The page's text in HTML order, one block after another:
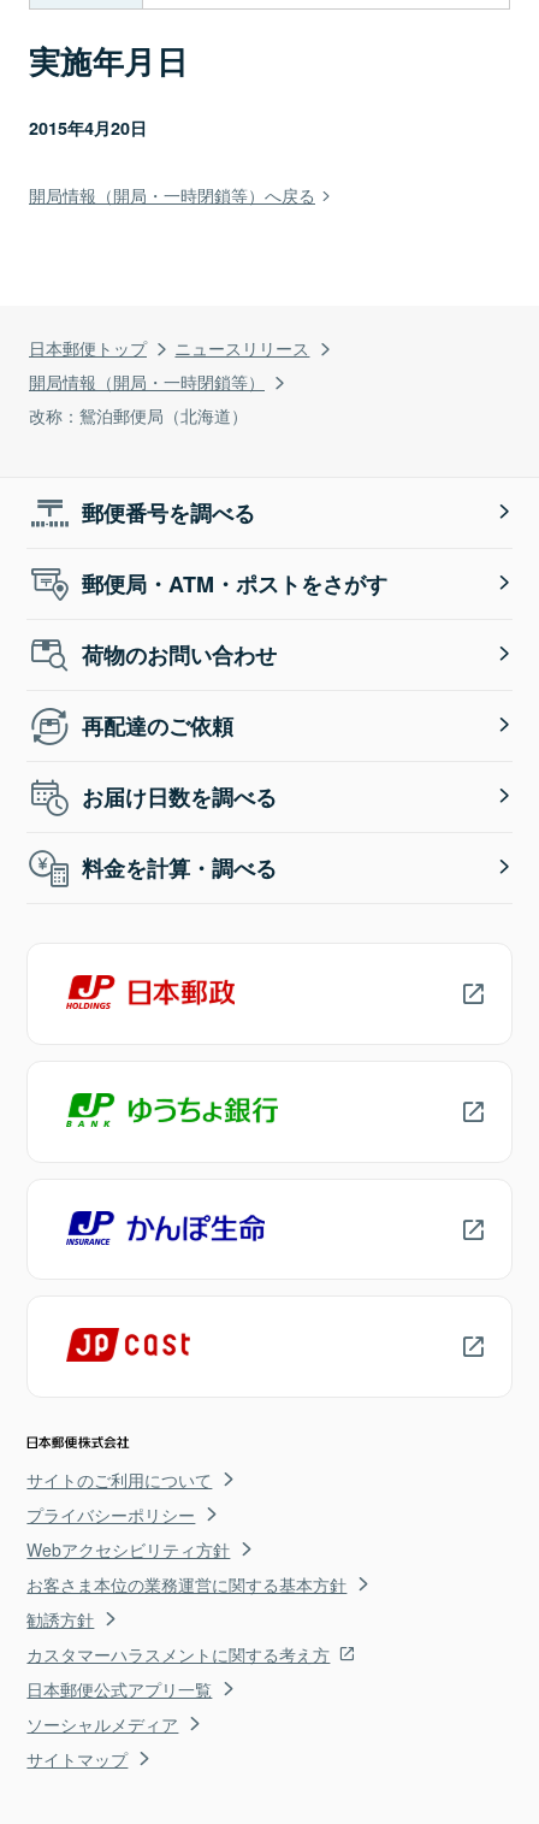
日本郵便トップ
ニュースリリース
開局情報（開局・一時閉鎖等）
改称：鴛泊郵便局（北海道）
実施年月日
2015年4月20日
開局情報（開局・一時閉鎖等）へ戻る
郵便番号を調べる
郵便局・ATM・ポストをさがす
荷物のお問い合わせ
再配達のご依頼
お届け日数を調べる
料金を計算・調べる
サイトのご利用について
プライバシーポリシー
Webアクセシビリティ方針
お客さま本位の業務運営に関する基本方針
勧誘方針
カスタマーハラスメントに関する考え方
日本郵便公式アプリ一覧
ソーシャルメディア
サイトマップ